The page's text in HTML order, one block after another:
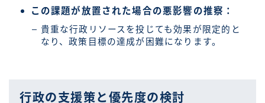
この課題が放置された場合の悪影響の推察：
貴重な行政リソースを投じても効果が限定的と
なり、政策目標の達成が困難になります。
行政の支援策と優先度の検討